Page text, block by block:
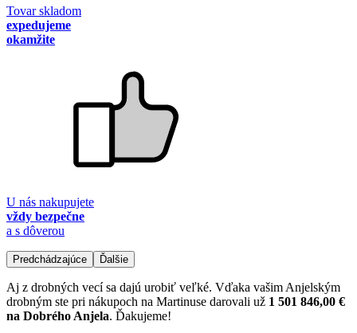
Tovar skladom
expedujeme
okamžite
U nás nakupujete
vždy bezpečne
a s dôverou
Predchádzajúce Ďalšie
Aj z drobných vecí sa dajú urobiť veľké. Vďaka vašim Anjelským
drobným ste pri nákupoch na Martinuse darovali už 1 501 846,00 €
na Dobrého Anjela. Ďakujeme!